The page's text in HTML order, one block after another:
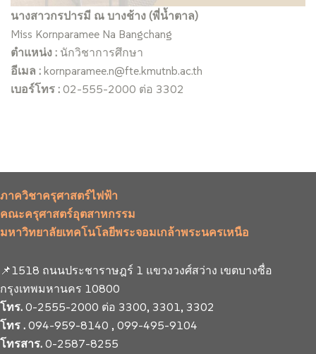
นางสาวกรปารมี ณ บางช้าง (พี่น้ำตาล)
Miss Kornparamee Na Bangchang
ตำแหน่ง : นักวิชาการศึกษา
อีเมล : kornparamee.n@fte.kmutnb.ac.th
เบอร์โทร : 02-555-2000 ต่อ 3302
ภาควิชาครุศาสตร์ไฟฟ้า
คณะครุศาสตร์อุตสาหกรรม
มหาวิทยาลัยเทคโนโลยีพระจอมเกล้าพระนครเหนือ
📌1518 ถนนประชาราษฎร์ 1 แขวงวงศ์สว่าง เขตบางซื่อ
กรุงเทพมหานคร 10800
โทร. 0-2555-2000 ต่อ 3300, 3301, 3302
โทร . 094-959-8140 , 099-495-9104
โทรสาร. 0-2587-8255